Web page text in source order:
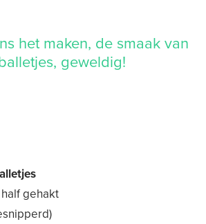
het maken, de smaak van
geweldig!
gehakt